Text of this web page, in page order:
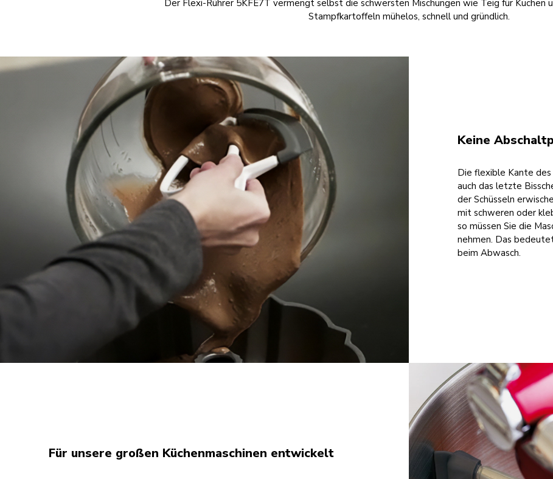
Der Flexi-Rührer 5KFE7T vermengt selbst die schwersten Mischungen wie Teig für Kuchen
Stampfkartoffeln mühelos, schnell und gründlich.
Keine
Die flexible Kante des
auch das letzte
der Schüsseln
mit schweren oder
so müssen Sie die
nehmen. Das
beim Abwasch.
Für unsere großen Küchenmaschinen entwickelt